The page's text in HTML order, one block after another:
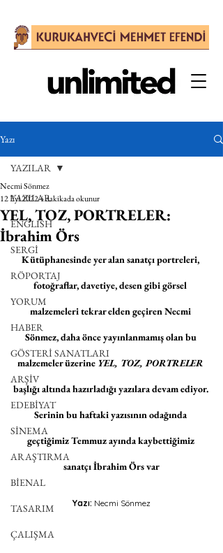
Yazı
YAZILAR
ENGLISH
SERGİ
RÖPORTAJ
YORUM
HABER
GÖSTERİ SANATLARI
ARŞİV
EDEBİYAT
SİNEMA
ARAŞTIRMA
BİENAL
TASARIM
ÇALIŞMA
YAZILAR
YEL, TOZ, PORTRELER:
İbrahim Örs
Necmi Sönmez
12 Eyl 20224 dakikada okunur
Kütüphanesinde yer alan sanatçı portreleri,
fotoğraflar, davetiye, desen gibi görsel
malzemeleri tekrar elden geçiren Necmi
Sönmez, daha önce yayınlanmamış olan bu
malzemeler üzerine YEL, TOZ, PORTRELER
başlığı altında hazırladığı yazılara devam ediyor.
Serinin bu haftaki yazısının odağında
geçtiğimiz Temmuz ayında kaybettiğimiz
sanatçı İbrahim Örs var
Yazı: Necmi Sönmez